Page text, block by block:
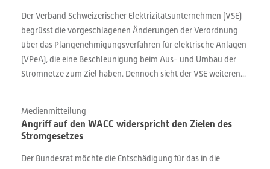
Der Verband Schweizerischer Elektrizitätsunternehmen (VSE)
begrüsst die vorgeschlagenen Änderungen der Verordnung
über das Plangenehmigungsverfahren für elektrische Anlagen
(VPeA), die eine Beschleunigung beim Aus- und Umbau der
Stromnetze zum Ziel haben. Dennoch sieht der VSE weiteren...
Medienmitteilung
Angriff auf den WACC widerspricht den Zielen des
Stromgesetzes
Der Bundesrat möchte die Entschädigung für das in die